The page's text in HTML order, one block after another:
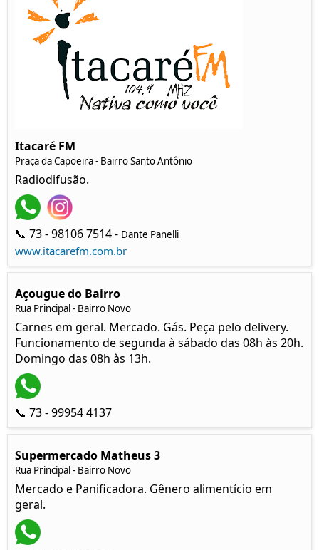
Itacaré FM
Praça da Capoeira - Bairro Santo Antônio
Radiodifusão.
📞 73 - 98106 7514 - Dante Panelli
www.itacarefm.com.br
Açougue do Bairro
Rua Principal - Bairro Novo
Carnes em geral. Mercado. Gás. Peça pelo delivery.
Funcionamento de segunda à sábado das 08h às 20h.
Domingo das 08h às 13h.
📞 73 - 99954 4137
Supermercado Matheus 3
Rua Principal - Bairro Novo
Mercado e Panificadora. Gênero alimentício em
geral.